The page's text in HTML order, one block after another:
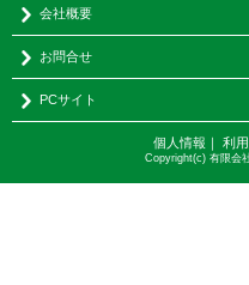
会社概要
お問合せ
PCサイト
個人情報 ｜ 利
Copyright(c) 有限会